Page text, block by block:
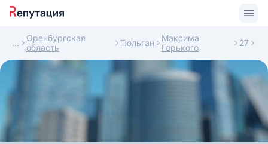
Оренбургская
область
Тюльган
Максима
Горького
27